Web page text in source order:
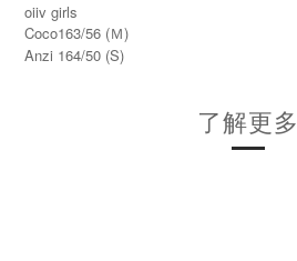
oiiv girls
Coco163/56 (Ｍ)
Anzi 164/50 (S)
了解更多